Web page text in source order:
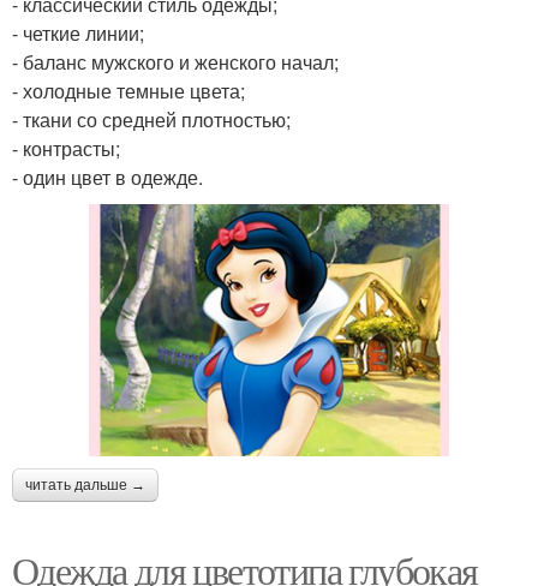
- четкие линии;
- баланс мужского и женского начал;
- холодные темные цвета;
- ткани со средней плотностью;
- контрасты;
- один цвет в одежде.
читать дальше →
Одежда для цветотипа глубокая